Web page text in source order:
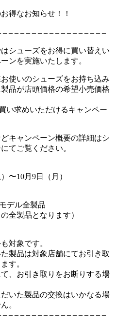
得なお知らせ！！
– – – – – – – – – – – – – – – – – –
シューズをお得に買い替えい
ンを実施いたします。
使いのシューズをお持ち込み
品が店頭価格の希望小売価格
い求めいただけるキャンペー
キャンペーン概要の詳細はシ
てご覧ください。
〜10月9日（月）
デル全製品
全製品となります）
対象です。
た製品は対象店舗にてお引き取
す。
て、お引き取りをお断りする場
だいた製品の交換はいかなる場
。
– – – – – – – – – – – – – – – – – –